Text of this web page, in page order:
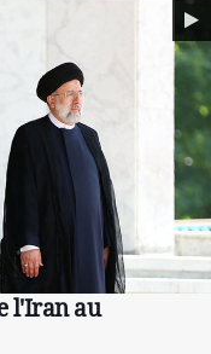
l'Iran au